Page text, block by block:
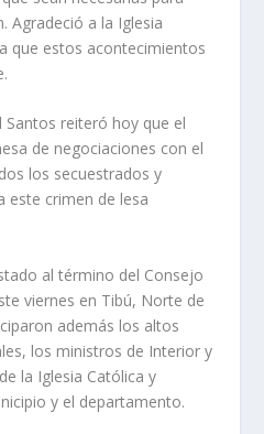
Agradeció a la Iglesia
que estos acontecimientos
Santos reiteró hoy que el
de negociaciones con el
los secuestrados y
este crimen de lesa
al término del Consejo
viernes en Tibú, Norte de
además los altos
los ministros de Interior y
la Iglesia Católica y
y el departamento.